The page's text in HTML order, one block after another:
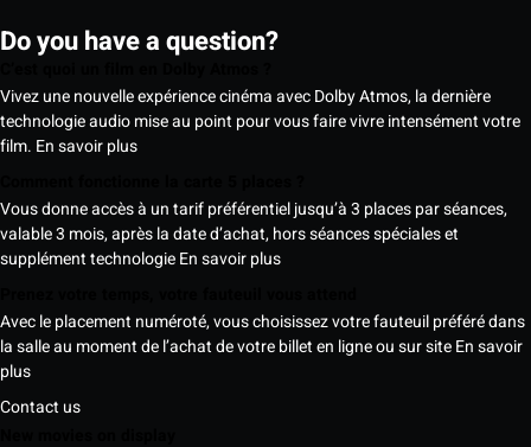
Do you have a question?
Vivez une nouvelle expérience cinéma avec Dolby Atmos, la dernière
technologie audio mise au point pour vous faire vivre intensément votre
film. En savoir plus
Vous donne accès à un tarif préférentiel jusqu’à 3 places par séances,
valable 3 mois, après la date d’achat, hors séances spéciales et
supplément technologieEn savoir plus
Avec le placement numéroté, vous choisissez votre fauteuil préféré dans
la salle au moment de l’achat de votre billet en ligne ou sur siteEn savoir
plus
Contact us